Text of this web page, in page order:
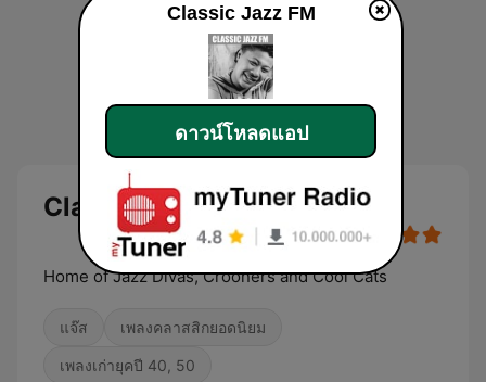
Classic Jazz FM
Home of Jazz Divas, Crooners and Cool Cats
แจ๊ส เพลงคลาสสิกยอดนิยม
เพลงเก่ายุคปี 40, 50
Classic Jazz FM
ดาวน์โหลดแอป